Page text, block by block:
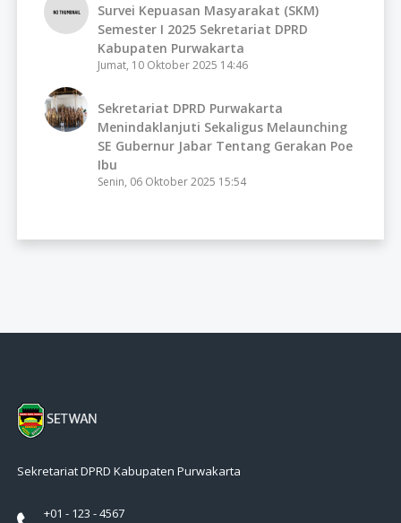
Survei Kepuasan Masyarakat (SKM)
Semester I 2025 Sekretariat DPRD
Kabupaten Purwakarta
Jumat, 10 Oktober 2025 14:46
Sekretariat DPRD Purwakarta
Menindaklanjuti Sekaligus Melaunching
SE Gubernur Jabar Tentang Gerakan Poe
Ibu
Senin, 06 Oktober 2025 15:54
Sekretariat DPRD Kabupaten Purwakarta
+01 - 123 - 4567